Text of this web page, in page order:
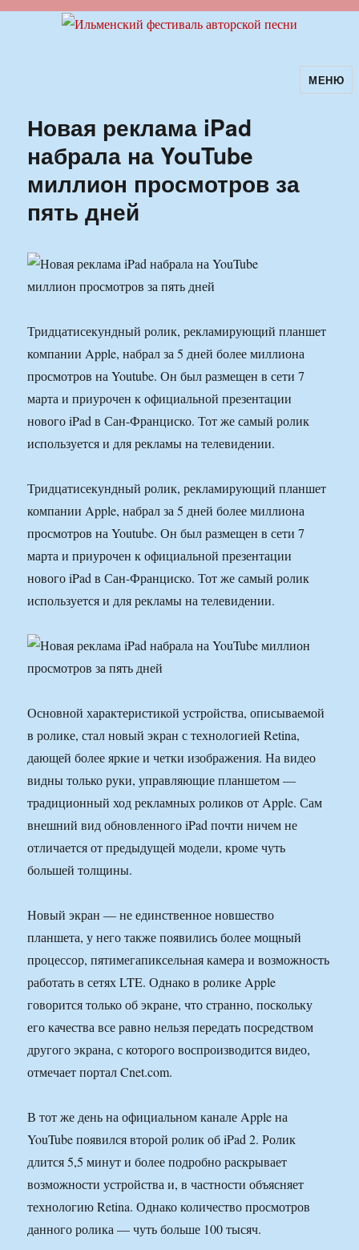
Ильменский фестиваль авторскойМЕНЮ
Новая реклама iPad
набрала на YouTube
миллион просмотров за
пять дней
Тридцатисекундный ролик, рекламирующий планшет
компании Apple, набрал за 5 дней более миллиона
просмотров на Youtube. Он был размещен в сети 7
марта и приурочен к официальной презентации
нового iPad в Сан-Франциско. Тот же самый ролик
используется и для рекламы на телевидении.
Тридцатисекундный ролик, рекламирующий планшет
компании Apple, набрал за 5 дней более миллиона
просмотров на Youtube. Он был размещен в сети 7
марта и приурочен к официальной презентации
нового iPad в Сан-Франциско. Тот же самый ролик
используется и для рекламы на телевидении.
Основной характеристикой устройства, описываемой
в ролике, стал новый экран с технологией Retina,
дающей более яркие и четки изображения. На видео
видны только руки, управляющие планшетом —
традиционный ход рекламных роликов от Apple. Сам
внешний вид обновленного iPad почти ничем не
отличается от предыдущей модели, кроме чуть
большей толщины.
Новый экран — не единственное новшество
планшета, у него также появились более мощный
процессор, пятимегапиксельная камера и возможность
работать в сетях LTE. Однако в ролике Apple
говорится только об экране, что странно, поскольку
его качества все равно нельзя передать посредством
другого экрана, с которого воспроизводится видео,
отмечает портал Cnet.com.
В тот же день на официальном канале Apple на
YouTube появился второй ролик об iPad 2. Ролик
длится 5,5 минут и более подробно раскрывает
возможности устройства и, в частности объясняет
технологию Retina. Однако количество просмотров
данного ролика — чуть больше 100 тысяч.